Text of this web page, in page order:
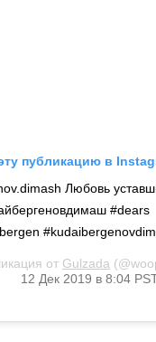
публикацию в
Любовь
#dears
от Gulzada
12 Дек 2019 в 8:04